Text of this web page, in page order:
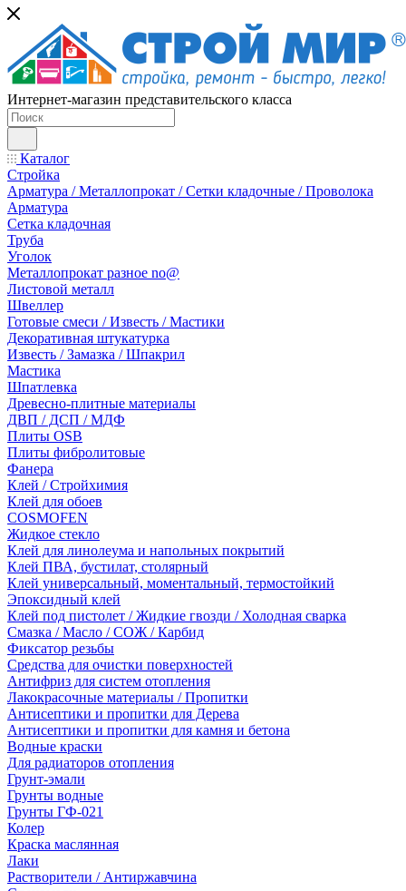
Интернет-магазин представительского класса
Каталог
Стройка
Арматура / Металлопрокат / Сетки кладочные / Проволока
Арматура
Сетка кладочная
Труба
Уголок
Металлопрокат разное no@
Листовой металл
Швеллер
Готовые смеси / Известь / Мастики
Декоративная штукатурка
Известь / Замазка / Шпакрил
Мастика
Шпатлевка
Древесно-плитные материалы
ДВП / ДСП / МДФ
Плиты OSB
Плиты фибролитовые
Фанера
Клей / Стройхимия
Клей для обоев
COSMOFEN
Жидкое стекло
Клей для линолеума и напольных покрытий
Клей ПВА, бустилат, столярный
Клей универсальный, моментальный, термостойкий
Эпоксидный клей
Клей под пистолет / Жидкие гвозди / Холодная сварка
Смазка / Масло / СОЖ / Карбид
Фиксатор резьбы
Средства для очистки поверхностей
Антифриз для систем отопления
Лакокрасочные материалы / Пропитки
Антисептики и пропитки для Дерева
Антисептики и пропитки для камня и бетона
Водные краски
Для радиаторов отопления
Грунт-эмали
Грунты водные
Грунты ГФ-021
Колер
Краска маслянная
Лаки
Растворители / Антиржавчина